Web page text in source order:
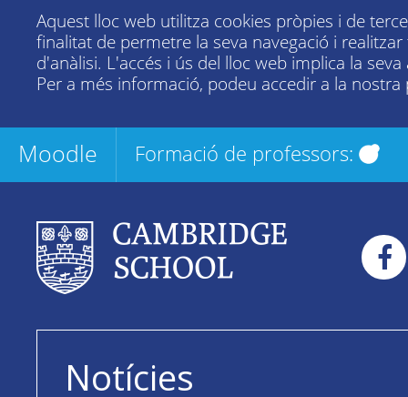
Aquest lloc web utilitza cookies pròpies i de
finalitat de permetre la seva navegació i realitzar
d'anàlisi. L'accés i ús del lloc web implica la seva
Per a més informació, podeu accedir a la nostra
Moodle Formació de professors:
Notícies